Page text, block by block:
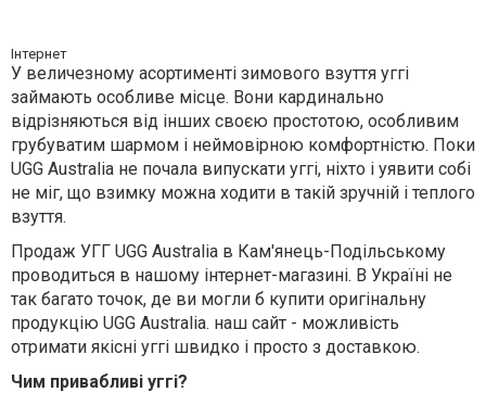
Інтернет
У величезному асортименті зимового взуття уггі
займають особливе місце. Вони кардинально
відрізняються від інших своєю простотою, особливим
грубуватим шармом і неймовірною комфортністю. Поки
UGG Australia не почала випускати уггі, ніхто і уявити собі
не міг, що взимку можна ходити в такій зручній і теплого
взуття.
Продаж УГГ UGG Australia в Кам'янець-Подільському
проводиться в нашому інтернет-магазині. В Україні не
так багато точок, де ви могли б купити оригінальну
продукцію UGG Australia. наш сайт - можливість
отримати якісні уггі швидко і просто з доставкою.
Чим привабливі уггі?